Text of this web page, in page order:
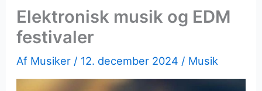
Elektronisk musik og EDM
festivaler
Af Musiker / 12. december 2024 / Musik